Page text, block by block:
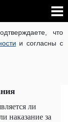
что
и согласны с
КОРОНАВИРУС В
УКРАЇНСЬКОЮ
ли
наказание за